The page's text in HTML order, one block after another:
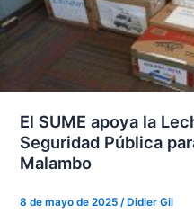
El SUME apoya la
Seguridad Pública
Malambo
8 de mayo de 2025 / Didier Gil